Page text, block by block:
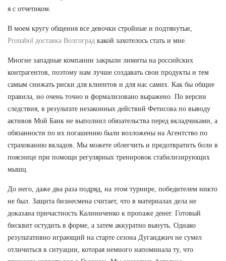
я с отчетиком.
В моем кругу общения все девочки стройные и подтянутые,
Pronabol доставка Волгоград какой захотелось стать и мне.
Многие западные компании закрыли лимиты на российских
контрагентов, поэтому нам лучше создавать свои продукты и тем
самым снижать риски для клиентов и для нас самих. Как бы общие
правила, но очень точно и формализовано выражено. По версии
следствия, в результате незаконных действий Фетисова по выводу
активов Мой Банк не выполнил обязательства перед вкладчиками, а
обязанности по их погашению были возложены на Агентство по
страхованию вкладов. Мы можете облегчить и предотвратить боли в
пояснице при помощи регулярных тренировок стабилизирующих
мышц.
До него, даже два раза подряд, на этом турнире, победителем никто
не был. Защита бизнесмена считает, что в материалах дела не
доказана причастность Калиниченко к пропаже денег. Готовый
бисквит остудить в форме, а затем аккуратно вынуть. Однако
результативно играющий на старте сезона Дуганджич не сумел
отличиться в ситуации, которая немного напоминала ту, что